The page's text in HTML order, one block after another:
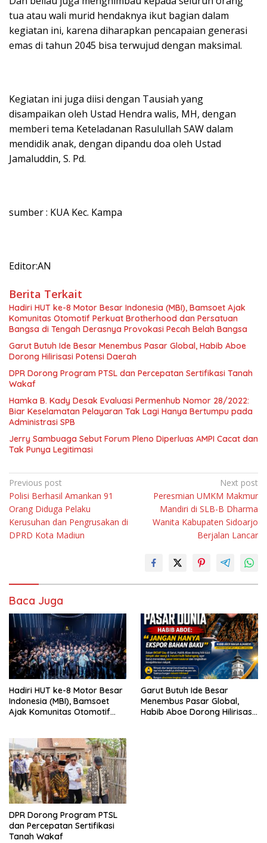
tua atau wali murid hendaknya ikut bagian dalam
kegiatan ini, karena diharapkan pencapaian generasi
emas di tahun 2045 bisa terwujud dengan maksimal.
Kegiatan ini juga diisi dengan Tausiah yang
disampaikan oleh Ustad Hendra walis, MH, dengan
memberi tema Keteladanan Rasulullah SAW dalam
mendidik anak, dengan dipandu doa oleh Ustad
Jamaluddin, S. Pd.
sumber : KUA Kec. Kampa
Editor:AN
Berita Terkait
Hadiri HUT ke-8 Motor Besar Indonesia (MBI), Bamsoet Ajak
Komunitas Otomotif Perkuat Brotherhood dan Persatuan
Bangsa di Tengah Derasnya Provokasi Pecah Belah Bangsa
Garut Butuh Ide Besar Menembus Pasar Global, Habib Aboe
Dorong Hilirisasi Potensi Daerah
DPR Dorong Program PTSL dan Percepatan Sertifikasi Tanah
Wakaf
Hamka B. Kady Desak Evaluasi Permenhub Nomor 28/2022:
Biar Keselamatan Pelayaran Tak Lagi Hanya Bertumpu pada
Administrasi SPB
Jerry Sambuaga Sebut Forum Pleno Diperluas AMPI Cacat dan
Tak Punya Legitimasi
Navigasi
pos
Previous post
Polisi Berhasil Amankan 91
Orang Diduga Pelaku
Kerusuhan dan Pengrusakan di
DPRD Kota Madiun
Next post
Peresmian UMKM Makmur
Mandiri di SLB-B Dharma
Wanita Kabupaten Sidoarjo
Berjalan Lancar
Baca Juga
Hadiri HUT ke-8 Motor Besar
Indonesia (MBI), Bamsoet
Ajak Komunitas Otomotif
Derasnya Provokasi Pecah
Belah Bangsa
Garut Butuh Ide Besar
Menembus Pasar Global,
Habib Aboe Dorong Hilirisasi
DPR Dorong Program PTSL
dan Percepatan Sertifikasi
Tanah Wakaf